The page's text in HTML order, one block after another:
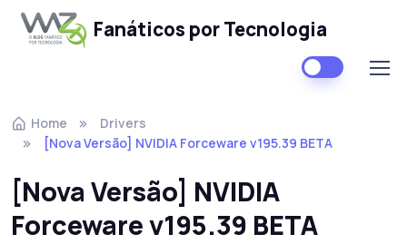
Fanáticos por Tecnologia
Home
Drivers
[Nova Versão] NVIDIA Forceware v195.39 BETA
[Nova Versão] NVIDIA
Forceware v195.39 BETA